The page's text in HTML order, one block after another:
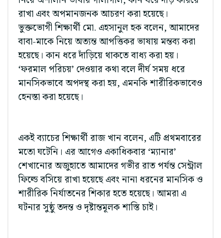
রাখা এবং অপমানজনক আচরণ করা হয়েছে।
ভুক্তভোগী শিক্ষার্থী মো. এহসানুল হক বলেন, আমাদের
বাবা-মাকে নিয়ে অত্যন্ত আপত্তিকর ভাষায় মন্তব্য করা
হয়েছে। কান ধরে দাঁড়িয়ে থাকতে বাধ্য করা হয়।
‘ফরমাল পরিচয়’ দেওয়ার কথা বলে দীর্ঘ সময় ধরে
মানসিকভাবে অপদস্থ করা হয়, এমনকি শারীরিকভাবেও
হেনস্তা করা হয়েছে।
একই ব্যাচের শিক্ষার্থী রাজ খান বলেন, এটি প্রথমবারের
মতো ঘটেনি। এর আগেও একাধিকবার ‘ম্যানার’
শেখানোর অজুহাতে আমাদের গভীর রাত পর্যন্ত সেন্ট্রাল
ফিল্ডে বসিয়ে রাখা হয়েছে এবং নানা ধরনের মানসিক ও
শারীরিক নির্যাতনের শিকার হতে হয়েছে। আমরা এ
ঘটনার সুষ্ঠু তদন্ত ও দৃষ্টান্তমূলক শাস্তি চাই।